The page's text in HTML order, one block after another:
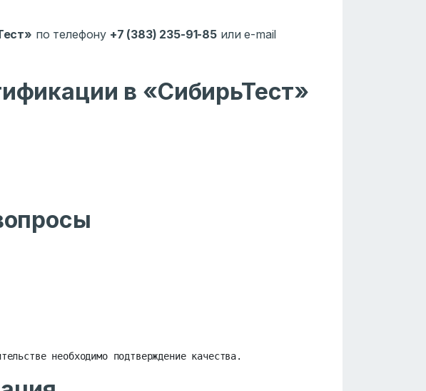
по телефону +7 (383) 235-91-85 или e-mail
в «СибирьТест»
необходимо подтверждение качества.